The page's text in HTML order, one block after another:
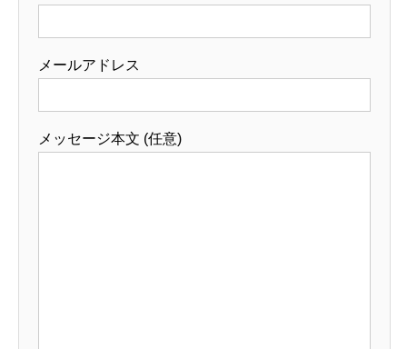
メールアドレス
メッセージ本文 (任意)